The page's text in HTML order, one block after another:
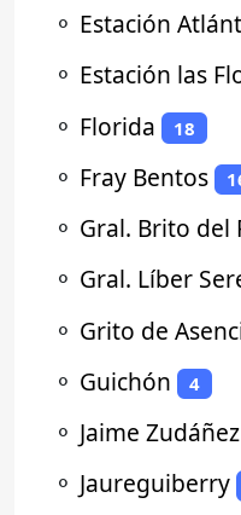
⚬ Estación
⚬ Estación las
⚬ Florida 18
⚬ Fray Bentos
⚬ Gral. Brito del
⚬ Gral. Líber
⚬ Grito de
⚬ Guichón 4
⚬ Jaime Zudáñez
⚬ Jaureguiberry